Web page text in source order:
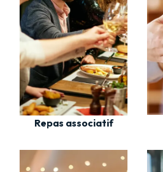
Repas associatif